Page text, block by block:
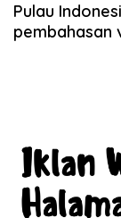
Pulau
pembahasan